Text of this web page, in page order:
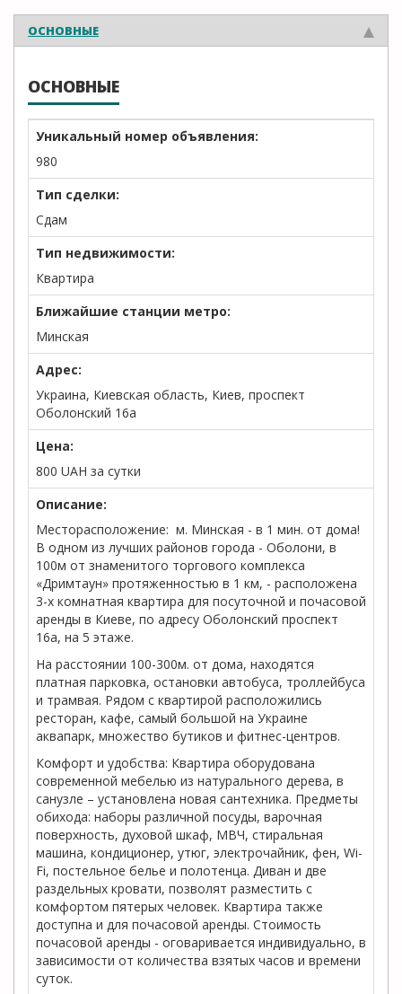
ОСНОВНЫЕ
ОСНОВНЫЕ
Уникальный номер объявления:
980
Тип сделки:
Сдам
Тип недвижимости:
Квартира
Ближайшие станции метро:
Минская
Адрес:
Украина, Киевская область, Киев, проспект
Оболонский 16а
Цена:
800 UAH за сутки
Описание:
Месторасположение: м. Минская - в 1 мин. от дома!
В одном из лучших районов города - Оболони, в
100м от знаменитого торгового комплекса
«Дримтаун» протяженностью в 1 км, - расположена
3-х комнатная квартира для посуточной и почасовой
аренды в Киеве, по адресу Оболонский проспект
16а, на 5 этаже.
На расстоянии 100-300м. от дома, находятся
платная парковка, остановки автобуса, троллейбуса
и трамвая. Рядом с квартирой расположились
ресторан, кафе, самый большой на Украине
аквапарк, множество бутиков и фитнес-центров.
Комфорт и удобства: Квартира оборудована
современной мебелью из натурального дерева, в
санузле – установлена новая сантехника. Предметы
обихода: наборы различной посуды, варочная
поверхность, духовой шкаф, МВЧ, стиральная
машина, кондиционер, утюг, электрочайник, фен, Wi-
Fi, постельное белье и полотенца. Диван и две
раздельных кровати, позволят разместить с
комфортом пятерых человек. Квартира также
доступна и для почасовой аренды. Стоимость
почасовой аренды - оговаривается индивидуально, в
зависимости от количества взятых часов и времени
суток.